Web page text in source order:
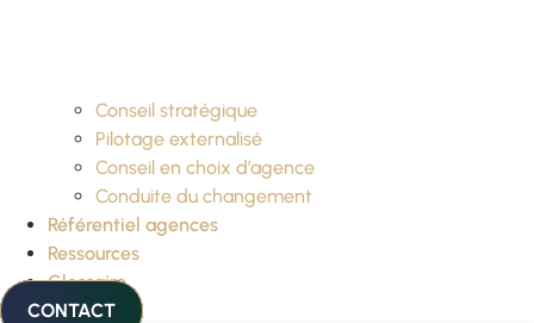
Conseil stratégique
Pilotage externalisé
Conseil en choix d’agence
Conduite du changement
Référentiel agences
Ressources
Glossaire
CONTACT